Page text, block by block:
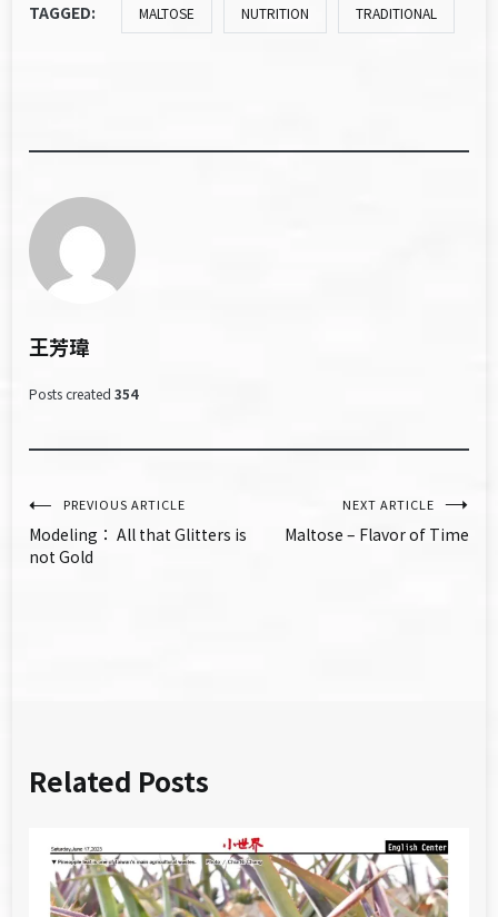
TAGGED: MALTOSE NUTRITION TRADITIONAL
王芳瑋
Posts created 354
文
章
PREVIOUS ARTICLE
Modeling： All that Glitters is
not Gold
NEXT ARTICLE
Maltose – Flavor of Time
Related Posts